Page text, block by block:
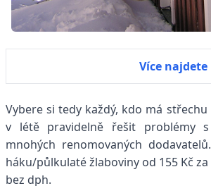
Více
Vybere si tedy každý, kdo má
v létě pravidelně řešit problémy
mnohých renomovaných
háku/půlkulaté žlaboviny od 155 Kč za
bez dph.